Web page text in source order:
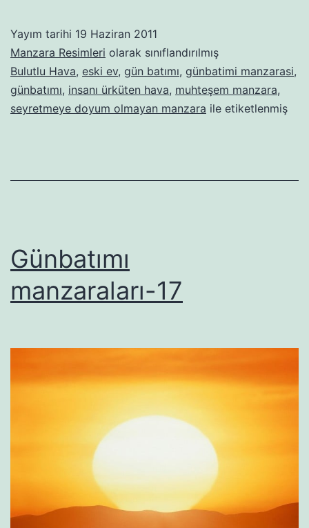
Yayım tarihi 19 Haziran 2011
Manzara Resimleri olarak sınıflandırılmış
Bulutlu Hava, eski ev, gün batımı, günbatimi manzarasi,
günbatımı, insanı ürküten hava, muhteşem manzara,
seyretmeye doyum olmayan manzara ile etiketlenmiş
Günbatımı
manzaraları-17